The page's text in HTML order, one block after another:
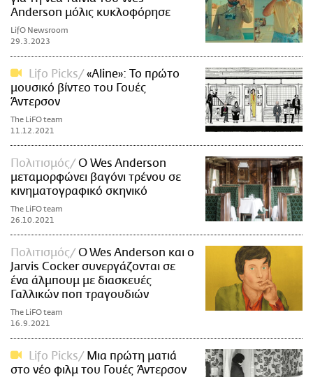
Anderson μόλις κυκλοφόρησε
LifO Newsroom
29.3.2023
Lifo Picks
«Aline»: Το πρώτο
μουσικό βίντεο του Γουές
Άντερσον
The LiFO team
11.12.2021
Πολιτισμός
Ο Wes Anderson
μεταμορφώνει βαγόνι τρένου σε
κινηματογραφικό σκηνικό
The LiFO team
26.10.2021
Πολιτισμός
O Wes Anderson και ο
Jarvis Cocker συνεργάζονται σε
ένα άλμπουμ με διασκευές
Γαλλικών ποπ τραγουδιών
The LiFO team
16.9.2021
Lifo Picks
Μια πρώτη ματιά
στο νέο φιλμ του Γουές Άντερσον